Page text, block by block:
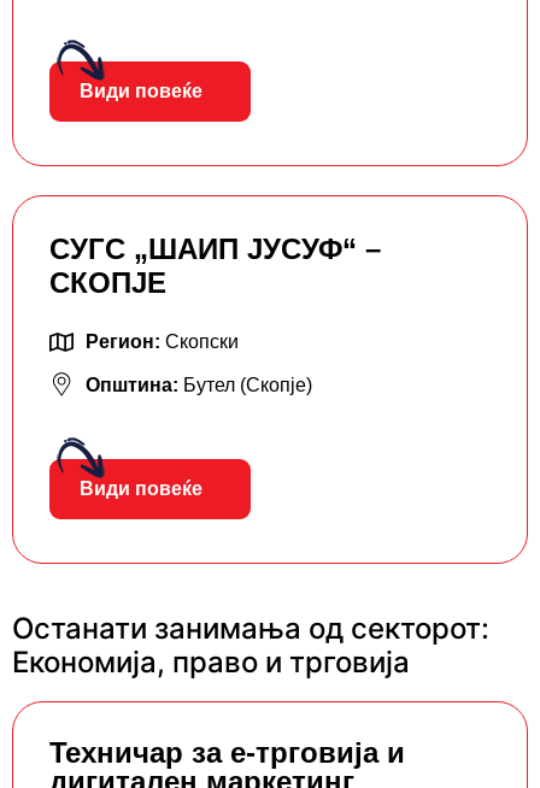
Види повеќе
СУГС „ШАИП ЈУСУФ“ –
СКОПЈЕ
Регион: Скопски
Општина: Бутел (Скопје)
Види повеќе
Останати занимања од секторот:
Економија, право и трговија
Teхничар за е-трговија и